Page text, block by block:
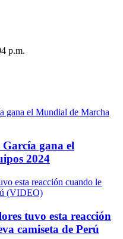
p.m.
gana el
2024
tuvo esta reacción
camiseta de Perú